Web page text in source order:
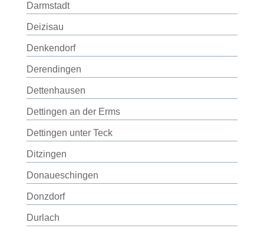
Darmstadt
Deizisau
Denkendorf
Derendingen
Dettenhausen
Dettingen an der Erms
Dettingen unter Teck
Ditzingen
Donaueschingen
Donzdorf
Durlach